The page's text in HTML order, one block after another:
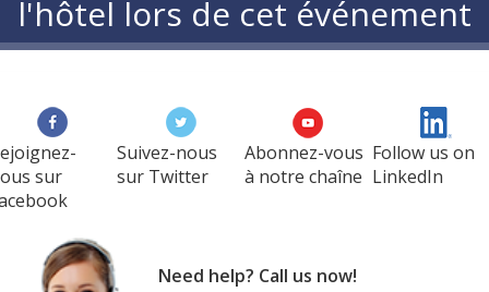
l'hôtel lors de cet événement
sur
Suivez-nous
sur Twitter
Abonnez-vous
à notre chaîne
Follow us on
LinkedIn
Need help? Call us now!